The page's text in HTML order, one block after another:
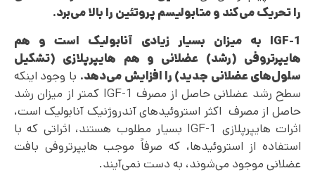
را تحریک می‌کند و متابولیسم پروتئین را بالا می‌برد.
IGF-1 به میزان بسیار زیادی آنابولیک است و هم
هایپرتروفی (رشد) عضلانی و هم هایپرپلازی (تشکیل
سلول‌های عضلانی جدید) را افزایش می‌دهد. با وجود اینکه
سطح رشد عضلانی حاصل از مصرف IGF-1 کمتر از میزان رشد
حاصل از مصرف اکثر استروئیدهای آندروژنیک آنابولیک است،
اثرات هایپرپلازی IGF-1 بسیار مطلوب هستند، اثراتی که با
استفاده از استروئیدها، که صرفاً موجب هایپرتروفی بافت
عضلانی موجود می‌شوند، به دست نمی‌آیند.